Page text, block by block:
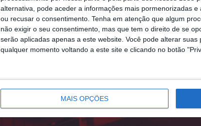
alternativa, pode aceder a informações mais pormenorizadas
ou recusar o consentimento. Tenha em atenção que algum
não exigir o seu consentimento, mas que tem o direito de se
serão aplicadas apenas a este website. Você pode alterar
qualquer momento voltando a este site e clicando no botão
MAIS OPÇÕES